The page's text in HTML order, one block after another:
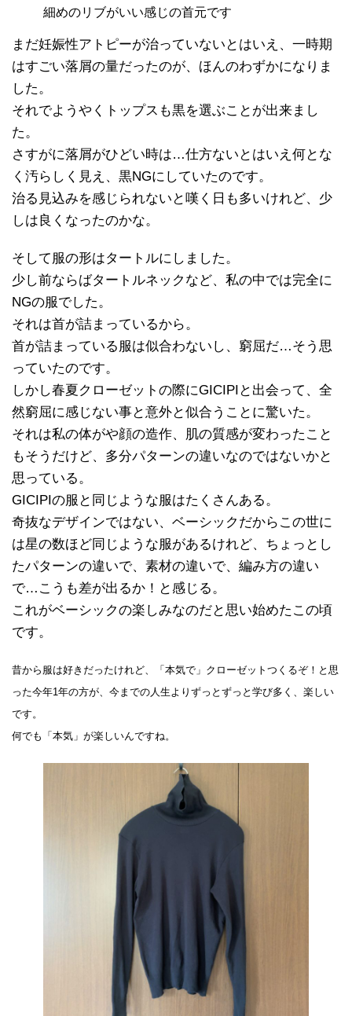
細めのリブがいい感じの首元です
まだ妊娠性アトピーが治っていないとはいえ、一時期
はすごい落屑の量だったのが、ほんのわずかになりま
した。
それでようやくトップスも黒を選ぶことが出来まし
た。
さすがに落屑がひどい時は…仕方ないとはいえ何とな
く汚らしく見え、黒NGにしていたのです。
治る見込みを感じられないと嘆く日も多いけれど、少
しは良くなったのかな。
そして服の形はタートルにしました。
少し前ならばタートルネックなど、私の中では完全に
NGの服でした。
それは首が詰まっているから。
首が詰まっている服は似合わないし、窮屈だ…そう思
っていたのです。
しかし春夏クローゼットの際にGICIPIと出会って、全
然窮屈に感じない事と意外と似合うことに驚いた。
それは私の体がや顔の造作、肌の質感が変わったこと
もそうだけど、多分パターンの違いなのではないかと
思っている。
GICIPIの服と同じような服はたくさんある。
奇抜なデザインではない、ベーシックだからこの世に
は星の数ほど同じような服があるけれど、ちょっとし
たパターンの違いで、素材の違いで、編み方の違い
で…こうも差が出るか！と感じる。
これがベーシックの楽しみなのだと思い始めたこの頃
です。
昔から服は好きだったけれど、「本気で」クローゼットつくるぞ！と思
った今年1年の方が、今までの人生よりずっとずっと学び多く、楽しい
です。
何でも「本気」が楽しいんですね。